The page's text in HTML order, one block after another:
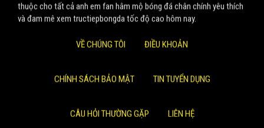
thuộc cho tất cả anh em fan hâm mộ bóng đá chân chính yêu thích
và đam mê xem tructiepbongda tốc độ cao hôm nay.
VỀ CHÚNG TÔI ĐIỀU KHOẢN
CHÍNH SÁCH BẢO MẬT TIN TUYỂN DỤNG
CÂU HỎI THƯỜNG GẶP LIÊN HỆ